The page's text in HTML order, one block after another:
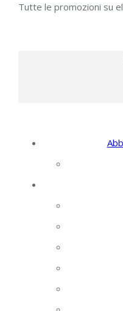
Tutte le promozioni su